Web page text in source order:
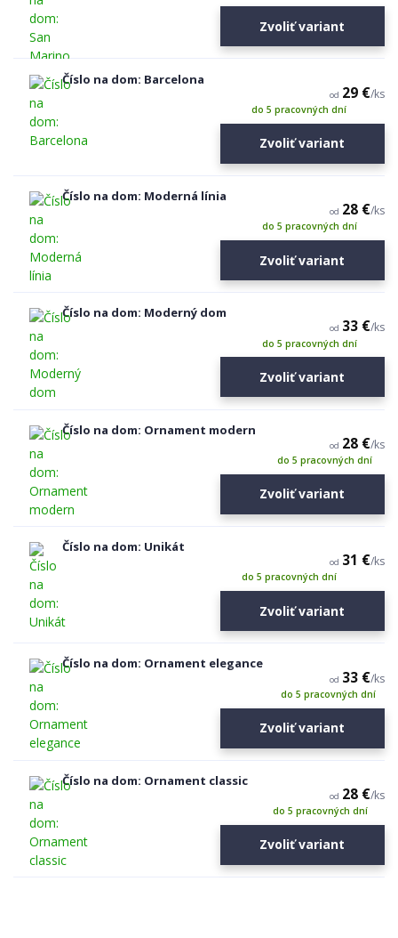
Zvoliť variant
Číslo na dom: Barcelona
od 29 €/ks
do 5 pracovných dní
Zvoliť variant
Číslo na dom: Moderná línia
od 28 €/ks
do 5 pracovných dní
Zvoliť variant
Číslo na dom: Moderný dom
od 33 €/ks
do 5 pracovných dní
Zvoliť variant
Číslo na dom: Ornament modern
od 28 €/ks
do 5 pracovných dní
Zvoliť variant
Číslo na dom: Unikát
od 31 €/ks
do 5 pracovných dní
Zvoliť variant
Číslo na dom: Ornament elegance
od 33 €/ks
do 5 pracovných dní
Zvoliť variant
Číslo na dom: Ornament classic
od 28 €/ks
do 5 pracovných dní
Zvoliť variant